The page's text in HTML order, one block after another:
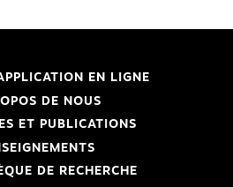
EN LIGNE
DE NOUS
ET PUBLICATIONS
DE RECHERCHE